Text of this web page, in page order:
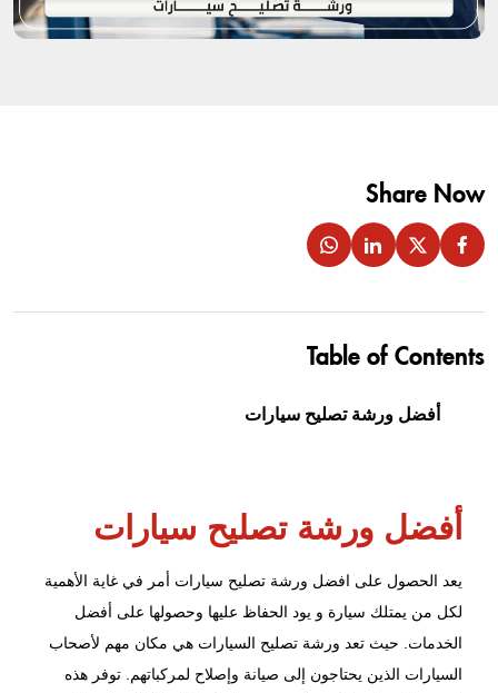
Share Now
Table of Contents
أفضل ورشة تصليح سيارات
أفضل ورشة تصليح سيارات
يعد الحصول على افضل ورشة تصليح سيارات أمر في غاية الأهمية
لكل من يمتلك سيارة و يود الحفاظ عليها وحصولها على أفضل
الخدمات. حيث تعد ورشة تصليح السيارات هي مكان مهم لأصحاب
السيارات الذين يحتاجون إلى صيانة وإصلاح لمركباتهم. توفر هذه